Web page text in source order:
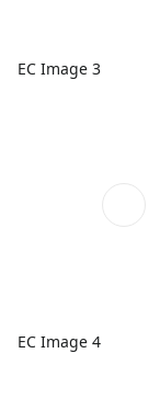
EC Image 3
EC Image 4